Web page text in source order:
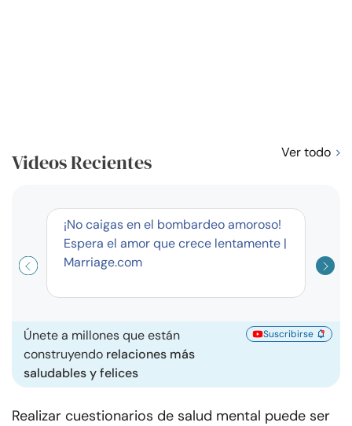
Videos Recientes Ver todo
¡No caigas en el bombardeo amoroso!
Espera el amor que crece lentamente |
Marriage.com
Únete a millones que están
construyendo relaciones más
saludables y felices
Suscribirse
Realizar cuestionarios de salud mental puede ser